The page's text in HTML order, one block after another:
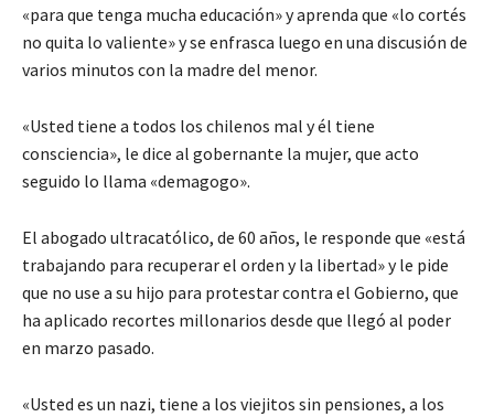
«para que tenga mucha educación» y aprenda que «lo cortés
no quita lo valiente» y se enfrasca luego en una discusión de
varios minutos con la madre del menor.
«Usted tiene a todos los chilenos mal y él tiene
consciencia», le dice al gobernante la mujer, que acto
seguido lo llama «demagogo».
El abogado ultracatólico, de 60 años, le responde que «está
trabajando para recuperar el orden y la libertad» y le pide
que no use a su hijo para protestar contra el Gobierno, que
ha aplicado recortes millonarios desde que llegó al poder
en marzo pasado.
«Usted es un nazi, tiene a los viejitos sin pensiones, a los